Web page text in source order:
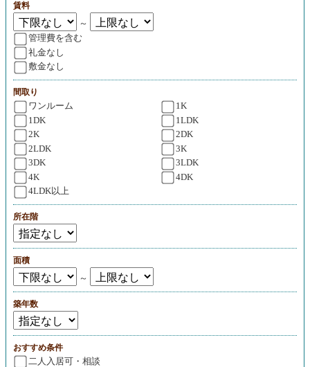
賃料
～
管理費を含む
礼金なし
敷金なし
間取り
ワンルーム
1K
1DK
1LDK
2K
2DK
2LDK
3K
3DK
3LDK
4K
4DK
4LDK以上
所在階
面積
～
築年数
おすすめ条件
二人入居可・相談